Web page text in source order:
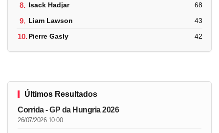
8. Isack Hadjar 68
9. Liam Lawson 43
10.Pierre Gasly 42
Últimos Resultados
Corrida - GP da Hungria 2026
26/07/2026 10:00